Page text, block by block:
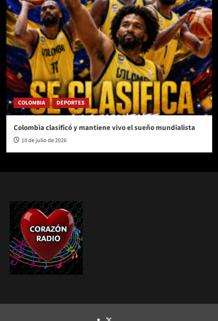
COLOMBIA DEPORTES
Colombia clasificó y mantiene vivo el sueño mundialista
10 de julio de 2026
TWITTER